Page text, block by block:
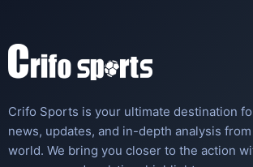
Crifo Sports is your ultimate destination
news, updates, and in-depth analysis
world. We bring you closer to the action